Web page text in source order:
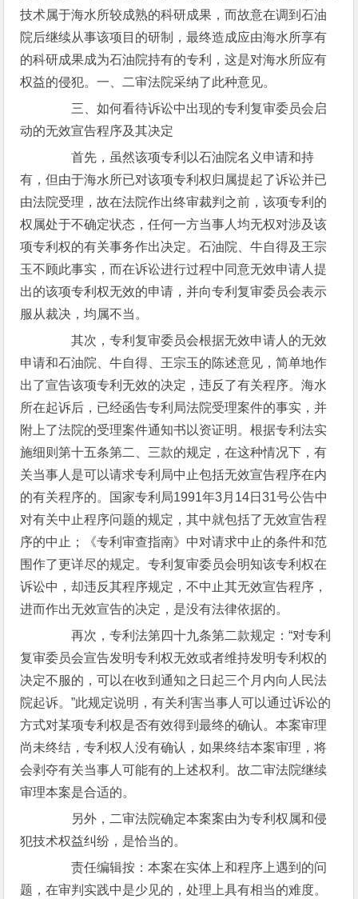
技术属于海水所较成熟的科研成果，而故意在调到石油
院后继续从事该项目的研制，最终造成应由海水所享有
的科研成果成为石油院持有的专利，这是对海水所应有
权益的侵犯。一、二审法院采纳了此种意见。
三、如何看待诉讼中出现的专利复审委员会启
动的无效宣告程序及其决定
首先，虽然该项专利以石油院名义申请和持
有，但由于海水所已对该项专利权归属提起了诉讼并已
由法院受理，故在法院作出终审裁判之前，该项专利的
权属处于不确定状态，任何一方当事人均无权对涉及该
项专利权的有关事务作出决定。石油院、牛自得及王宗
玉不顾此事实，而在诉讼进行过程中同意无效申请人提
出的该项专利权无效的申请，并向专利复审委员会表示
服从裁决，均属不当。
其次，专利复审委员会根据无效申请人的无效
申请和石油院、牛自得、王宗玉的陈述意见，简单地作
出了宣告该项专利无效的决定，违反了有关程序。海水
所在起诉后，已经函告专利局法院受理案件的事实，并
附上了法院的受理案件通知书以资证明。根据专利法实
施细则第十五条第二、三款的规定，在这种情况下，有
关当事人是可以请求专利局中止包括无效宣告程序在内
的有关程序的。国家专利局1991年3月14日31号公告中
对有关中止程序问题的规定，其中就包括了无效宣告程
序的中止；《专利审查指南》中对请求中止的条件和范
围作了更详尽的规定。专利复审委员会明知该专利权在
诉讼中，却违反其程序规定，不中止其无效宣告程序，
进而作出无效宣告的决定，是没有法律依据的。
再次，专利法第四十九条第二款规定：“对专利
复审委员会宣告发明专利权无效或者维持发明专利权的
决定不服的，可以在收到通知之日起三个月内向人民法
院起诉。”此规定说明，有关利害当事人可以通过诉讼的
方式对某项专利权是否有效得到最终的确认。本案审理
尚未终结，专利权人没有确认，如果终结本案审理，将
会剥夺有关当事人可能有的上述权利。故二审法院继续
审理本案是合适的。
另外，二审法院确定本案案由为专利权属和侵
犯技术权益纠纷，是恰当的。
责任编辑按：本案在实体上和程序上遇到的问
题，在审判实践中是少见的，处理上具有相当的难度。